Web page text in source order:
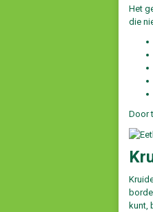
Het
die
Door
kunt,